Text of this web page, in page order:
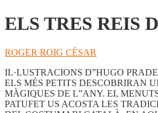
ELS TRES REIS
ROGER ROIG CÉSAR
IL·LUSTRACIONS D”HUGO
ELS MÉS PETITS DESCOBRIRAN
MÀGIQUES DE L”ANY. EI,
PATUFET US ACOSTA LES